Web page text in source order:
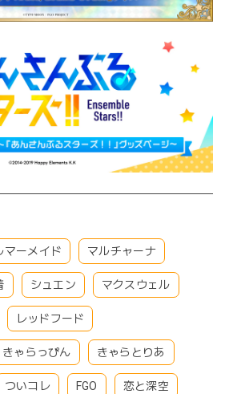
マーメイド マルチャーナ
シュエン マクスウェル
レッドフード
きゃらっぴん きゃらとりあ
ついコレ FGO 恋と深空